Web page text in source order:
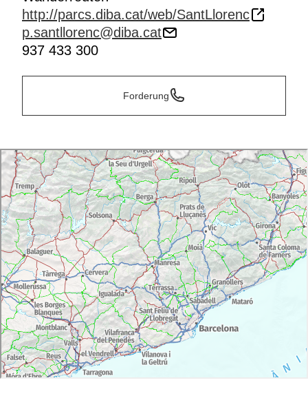
http://parcs.diba.cat/web/SantLlorenc
p.santllorenc@diba.cat
937 433 300
Forderung